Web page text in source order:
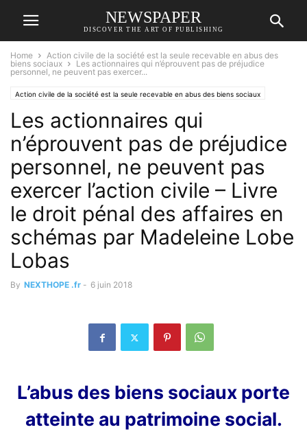
NEWSPAPER
DISCOVER THE ART OF PUBLISHING
Home
Action civile de la société est la seule recevable en abus des
biens sociaux
Les actionnaires qui n’éprouvent pas de préjudice
personnel, ne peuvent pas exercer...
Action civile de la société est la seule recevable en abus des biens sociaux
L'action civile de l'associé est irrecevable en ABS NEXTHOPE
RANARISON Tsilavo
Les actionnaires qui
n’éprouvent pas de préjudice
personnel, ne peuvent pas
exercer l’action civile – Livre
le droit pénal des affaires en
schémas par Madeleine Lobe
Lobas
By NEXTHOPE .fr - 6 juin 2018
L’abus des biens sociaux porte
atteinte au patrimoine social.